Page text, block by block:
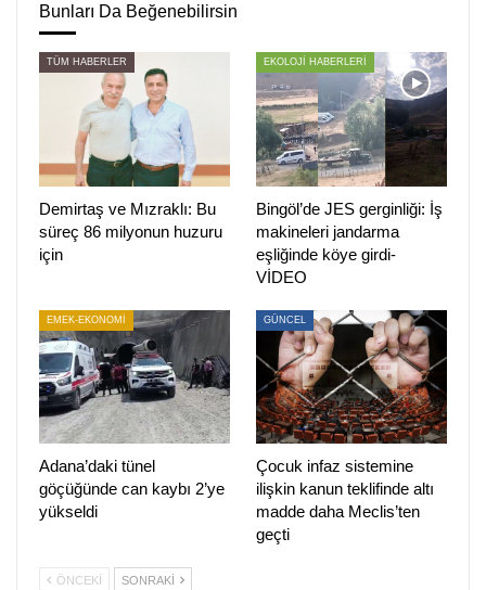
ÖNCEKI SONRAKI
Bunları Da Beğenebilirsin
TÜM HABERLER
Demirtaş ve Mızraklı: Bu
süreç 86 milyonun huzuru
için
EKOLOJİ HABERLERİ
Bingöl’de JES gerginliği: İş
makineleri jandarma
eşliğinde köye girdi-
VİDEO
EMEK-EKONOMİ
Adana’daki tünel
göçüğünde can kaybı 2’ye
yükseldi
GÜNCEL
Çocuk infaz sistemine
ilişkin kanun teklifinde altı
madde daha Meclis’ten
geçti
ÖNCEKI SONRAKI